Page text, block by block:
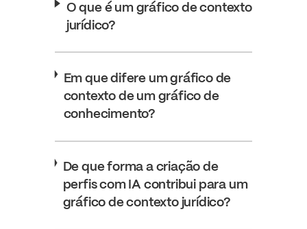
O que é um gráfico de contexto
jurídico?
Em que difere um gráfico de
contexto de um gráfico de
conhecimento?
De que forma a criação de
perfis com IA contribui para um
gráfico de contexto jurídico?